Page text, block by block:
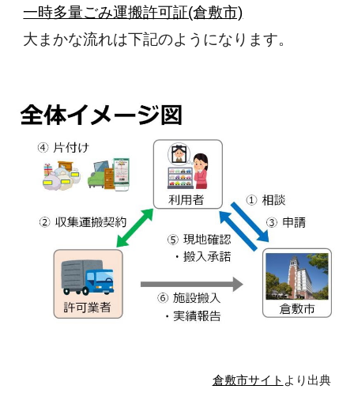
一時多量ごみ運搬許可証(倉敷市)
大まかな流れは下記のようになります。
倉敷市サイト より出典